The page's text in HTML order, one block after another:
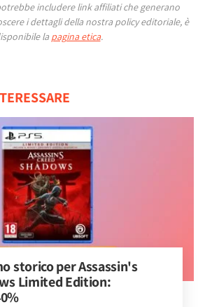
includere link affiliati che generano
i dettagli della nostra policy editoriale, è
la pagina etica.
storico per Assassin's
Limited Edition: